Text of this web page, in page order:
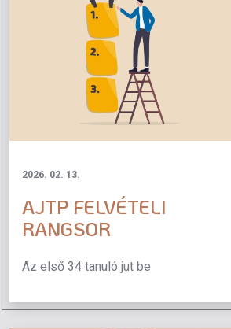
2026. 02. 13.
AJTP FELVÉTELI
RANGSOR
Az első 34 tanuló jut be